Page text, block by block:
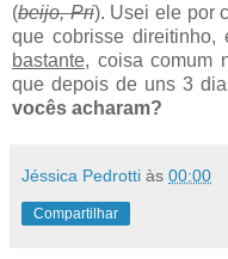
(beijo, Pri). Usei ele por
que cobrisse direitinho,
bastante, coisa comum
que depois de uns 3
vocês acharam?
Jéssica Pedrotti às 00:00
Compartilhar